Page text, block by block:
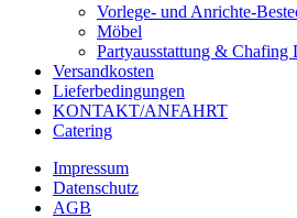
Vorlege- und Anrichte-
Möbel
Partyausstattung & Chafing
Versandkosten
Lieferbedingungen
KONTAKT/ANFAHRT
Catering
Impressum
Datenschutz
AGB